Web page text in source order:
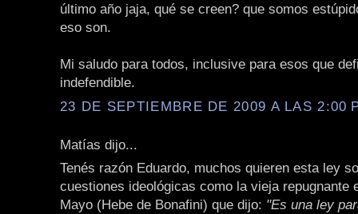
último año jaja, qué se creen? que somos
eso son.
Mi saludo para todos, inclusive para esos que
indefendible.
23 DE SEPTIEMBRE DE 2009 A LAS 2:00
Matías dijo...
Tenés razón Eduardo, muchos quieren esta ley
cuestiones ideológicas como la vieja repugnante
Mayo (Hebe de Bonafini) que dijo: "Es una ley